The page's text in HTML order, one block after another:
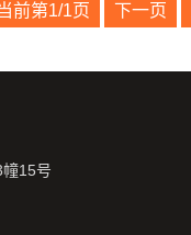
前第1/1页 下一页
15号